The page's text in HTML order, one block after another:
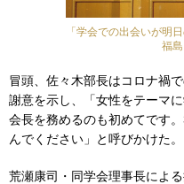
「学会での出会いが明
福
冒頭、佐々木部長はコロナ禍
謝意を示し、「女性をテーマ
会長を務めるのも初めてです
んでください」と呼びかけた。
荒瀬康司・同学会理事長によ